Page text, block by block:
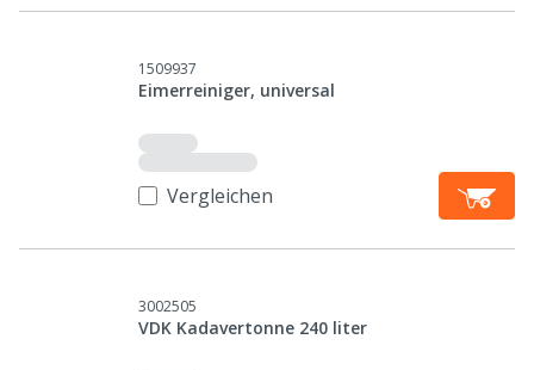
1509937
Eimerreiniger, universal
Vergleichen
3002505
VDK Kadavertonne 240 liter